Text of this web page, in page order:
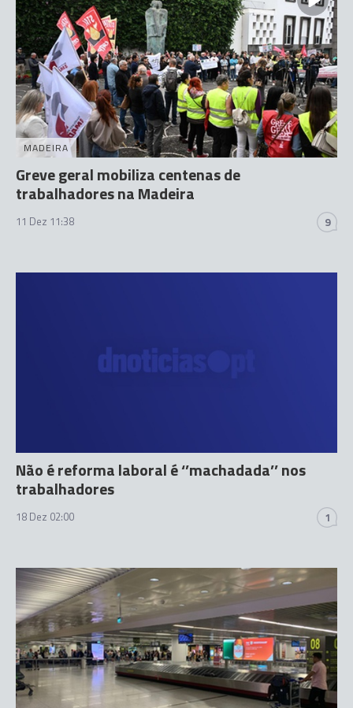
MADEIRA
Greve geral mobiliza centenas de
trabalhadores na Madeira
11 Dez 11:38 9
Não é reforma laboral é ‘’machadada’’ nos
trabalhadores
18 Dez 02:00 1